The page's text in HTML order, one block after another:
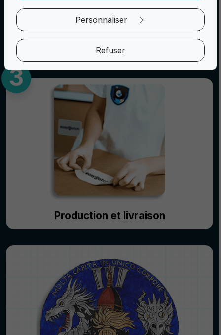
Voir l'échantillon
Production et livraison
Personnaliser
Refuser